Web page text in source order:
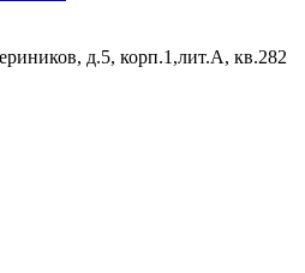
д.5, корп.1,лит.А, кв.282